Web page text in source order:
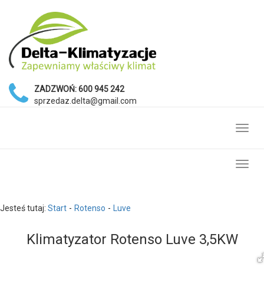
ZADZWOŃ:600 945 242
sprzedaz.delta@gmail.com
Jesteś tutaj: Start Rotenso Luve
Klimatyzator Rotenso Luve 3,5KW